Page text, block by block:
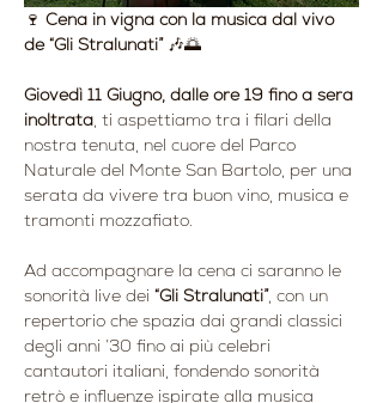
🍷 Cena in vigna con la musica dal vivo
de “Gli Stralunati” 🎶🌅
Giovedì 11 Giugno, dalle ore 19 fino a sera
inoltrata, ti aspettiamo tra i filari della
nostra tenuta, nel cuore del Parco
Naturale del Monte San Bartolo, per una
serata da vivere tra buon vino, musica e
tramonti mozzafiato.
Ad accompagnare la cena ci saranno le
sonorità live dei “Gli Stralunati”, con un
repertorio che spazia dai grandi classici
degli anni ’30 fino ai più celebri
cantautori italiani, fondendo sonorità
retrò e influenze ispirate alla musica